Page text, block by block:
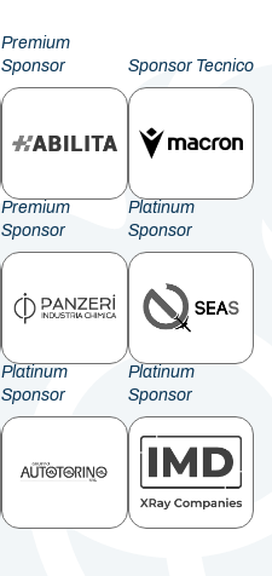
Premium
Sponsor
Sponsor Tecnico
Premium
Sponsor
Platinum
Sponsor
Platinum
Sponsor
Platinum
Sponsor